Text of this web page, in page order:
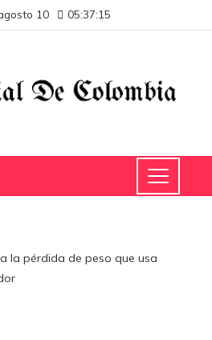
10 05:37:15
la pérdida de peso que usa